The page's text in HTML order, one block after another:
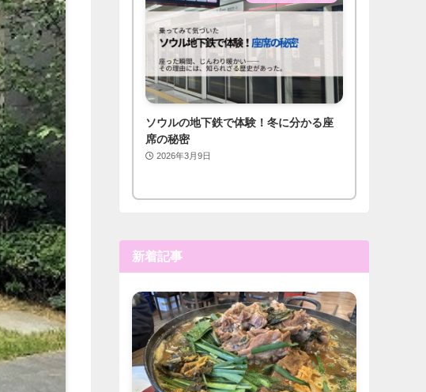
ソウルの地下鉄で体験！冬に分かる座
席の秘密
2026年3月9日
新着記事